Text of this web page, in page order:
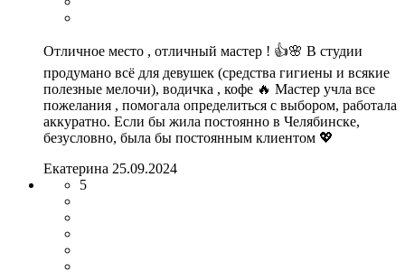
Отличное место , отличный мастер ! 👍🌸 В студии
продумано всё для девушек (средства гигиены и всякие
полезные мелочи), водичка , кофе 🔥 Мастер учла все
пожелания , помогала определиться с выбором, работала
аккуратно. Если бы жила постоянно в Челябинске,
безусловно, была бы постоянным клиентом 💖
Екатерина 25.09.2024
5